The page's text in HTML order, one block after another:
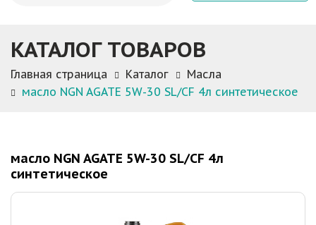
КАТАЛОГ ТОВАРОВ
Главная страница Каталог
Масла
масло NGN AGATE 5W-30 SL/CF 4л синтетическое
масло NGN AGATE 5W-30 SL/CF 4л
синтетическое